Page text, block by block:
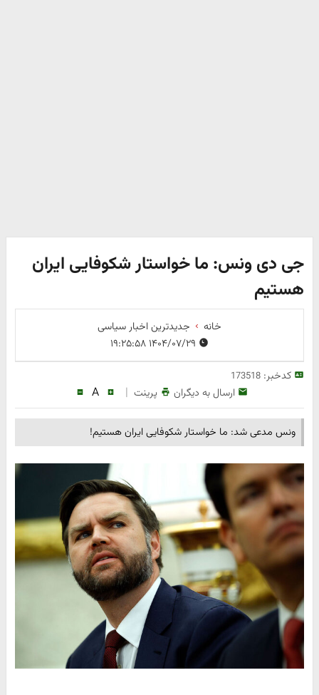
جی دی ونس: ما خواستار شکوفایی ایران
هستیم
خانه
جدیدترین اخبار سیاسی
کدخبر:173518
ارسال به دیگران پرینت |
A
ونس مدعی شد: ما خواستار شکوفایی ایران هستیم!